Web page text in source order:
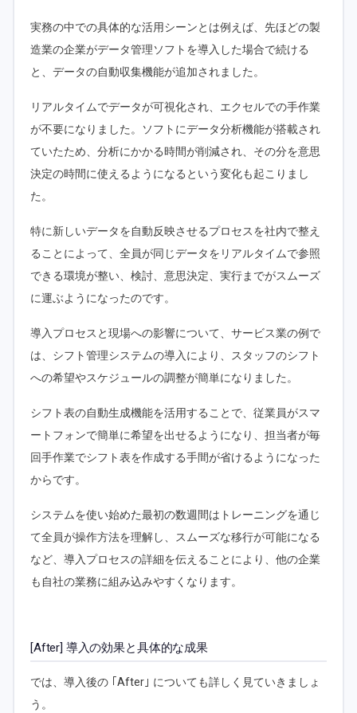
実務の中での具体的な活用シーンとは例えば、先ほどの製
造業の企業がデータ管理ソフトを導入した場合で続ける
と、データの自動収集機能が追加されました。
リアルタイムでデータが可視化され、エクセルでの手作業
が不要になりました。ソフトにデータ分析機能が搭載され
ていたため、分析にかかる時間が削減され、その分を意思
決定の時間に使えるようになるという変化も起こりまし
た。
特に新しいデータを自動反映させるプロセスを社内で整え
ることによって、全員が同じデータをリアルタイムで参照
できる環境が整い、検討、意思決定、実行までがスムーズ
に運ぶようになったのです。
導入プロセスと現場への影響について、サービス業の例で
は、シフト管理システムの導入により、スタッフのシフト
への希望やスケジュールの調整が簡単になりました。
シフト表の自動生成機能を活用することで、従業員がスマ
ートフォンで簡単に希望を出せるようになり、担当者が毎
回手作業でシフト表を作成する手間が省けるようになった
からです。
システムを使い始めた最初の数週間はトレーニングを通じ
て全員が操作方法を理解し、スムーズな移行が可能になる
など、導入プロセスの詳細を伝えることにより、他の企業
も自社の業務に組み込みやすくなります。
[After] 導入の効果と具体的な成果
では、導入後の ｢After｣ についても詳しく見ていきましょ
う。